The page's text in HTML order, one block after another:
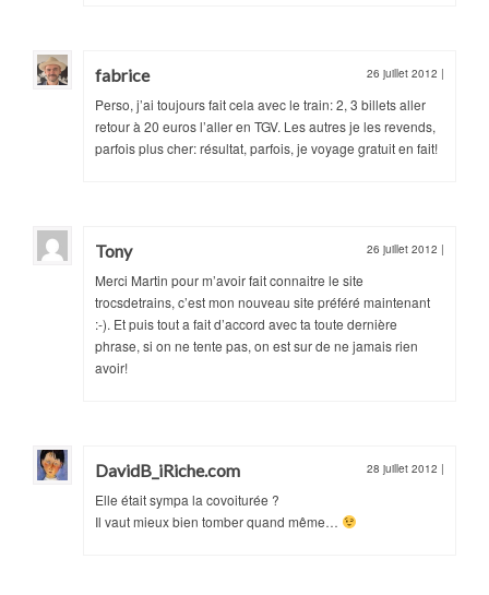
fabrice 26 juillet 2012 |
Perso, j’ai toujours fait cela avec le train: 2, 3 billets aller
retour à 20 euros l’aller en TGV. Les autres je les revends,
parfois plus cher: résultat, parfois, je voyage gratuit en fait!
Tony 26 juillet 2012 |
Merci Martin pour m’avoir fait connaitre le site
trocsdetrains, c’est mon nouveau site préféré maintenant
:-). Et puis tout a fait d’accord avec ta toute dernière
phrase, si on ne tente pas, on est sur de ne jamais rien
avoir!
DavidB_iRiche.com 28 juillet 2012 |
Elle était sympa la covoiturée ?
Il vaut mieux bien tomber quand même…